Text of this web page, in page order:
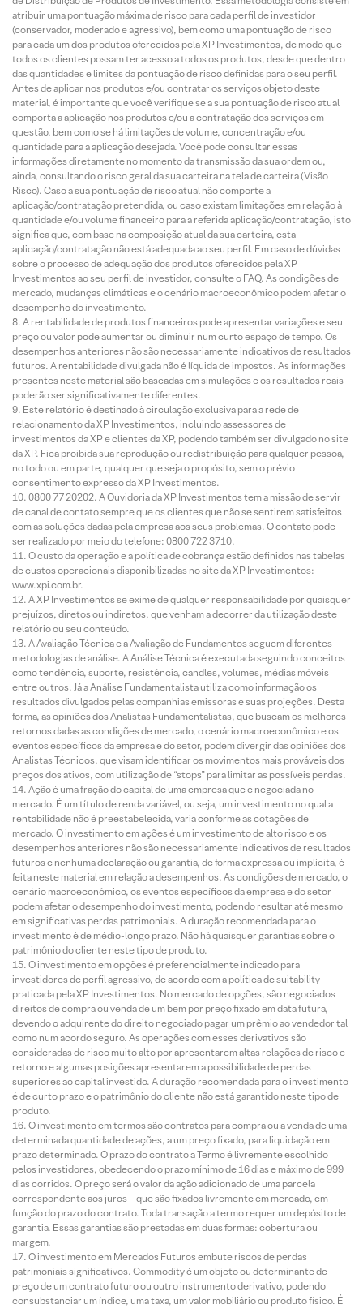
atribuir uma pontuação máxima de risco para cada perfil de investidor
(conservador, moderado e agressivo), bem como uma pontuação de risco
para cada um dos produtos oferecidos pela XP Investimentos, de modo que
todos os clientes possam ter acesso a todos os produtos, desde que dentro
das quantidades e limites da pontuação de risco definidas para o seu perfil.
Antes de aplicar nos produtos e/ou contratar os serviços objeto deste
material, é importante que você verifique se a sua pontuação de risco atual
comporta a aplicação nos produtos e/ou a contratação dos serviços em
questão, bem como se há limitações de volume, concentração e/ou
quantidade para a aplicação desejada. Você pode consultar essas
informações diretamente no momento da transmissão da sua ordem ou,
ainda, consultando o risco geral da sua carteira na tela de carteira (Visão
Risco). Caso a sua pontuação de risco atual não comporte a
aplicação/contratação pretendida, ou caso existam limitações em relação à
quantidade e/ou volume financeiro para a referida aplicação/contratação, isto
significa que, com base na composição atual da sua carteira, esta
aplicação/contratação não está adequada ao seu perfil. Em caso de dúvidas
sobre o processo de adequação dos produtos oferecidos pela XP
Investimentos ao seu perfil de investidor, consulte o FAQ. As condições de
mercado, mudanças climáticas e o cenário macroeconômico podem afetar o
desempenho do investimento.
A rentabilidade de produtos financeiros pode apresentar variações e seu
preço ou valor pode aumentar ou diminuir num curto espaço de tempo. Os
desempenhos anteriores não são necessariamente indicativos de resultados
futuros. A rentabilidade divulgada não é líquida de impostos. As informações
presentes neste material são baseadas em simulações e os resultados reais
poderão ser significativamente diferentes.
Este relatório é destinado à circulação exclusiva para a rede de
relacionamento da XP Investimentos, incluindo assessores de
investimentos da XP e clientes da XP, podendo também ser divulgado no site
da XP. Fica proibida sua reprodução ou redistribuição para qualquer pessoa,
no todo ou em parte, qualquer que seja o propósito, sem o prévio
consentimento expresso da XP Investimentos.
0800 77 20202. A Ouvidoria da XP Investimentos tem a missão de servir
de canal de contato sempre que os clientes que não se sentirem satisfeitos
com as soluções dadas pela empresa aos seus problemas. O contato pode
ser realizado por meio do telefone: 0800 722 3710.
O custo da operação e a política de cobrança estão definidos nas tabelas
de custos operacionais disponibilizadas no site da XP Investimentos:
www.xpi.com.br.
A XP Investimentos se exime de qualquer responsabilidade por quaisquer
prejuízos, diretos ou indiretos, que venham a decorrer da utilização deste
relatório ou seu conteúdo.
A Avaliação Técnica e a Avaliação de Fundamentos seguem diferentes
metodologias de análise. A Análise Técnica é executada seguindo conceitos
como tendência, suporte, resistência, candles, volumes, médias móveis
entre outros. Já a Análise Fundamentalista utiliza como informação os
resultados divulgados pelas companhias emissoras e suas projeções. Desta
forma, as opiniões dos Analistas Fundamentalistas, que buscam os melhores
retornos dadas as condições de mercado, o cenário macroeconômico e os
eventos específicos da empresa e do setor, podem divergir das opiniões dos
Analistas Técnicos, que visam identificar os movimentos mais prováveis dos
preços dos ativos, com utilização de “stops” para limitar as possíveis perdas.
Ação é uma fração do capital de uma empresa que é negociada no
mercado. É um título de renda variável, ou seja, um investimento no qual a
rentabilidade não é preestabelecida, varia conforme as cotações de
mercado. O investimento em ações é um investimento de alto risco e os
desempenhos anteriores não são necessariamente indicativos de resultados
futuros e nenhuma declaração ou garantia, de forma expressa ou implícita, é
feita neste material em relação a desempenhos. As condições de mercado, o
cenário macroeconômico, os eventos específicos da empresa e do setor
podem afetar o desempenho do investimento, podendo resultar até mesmo
em significativas perdas patrimoniais. A duração recomendada para o
investimento é de médio-longo prazo. Não há quaisquer garantias sobre o
patrimônio do cliente neste tipo de produto.
O investimento em opções é preferencialmente indicado para
investidores de perfil agressivo, de acordo com a política de suitability
praticada pela XP Investimentos. No mercado de opções, são negociados
direitos de compra ou venda de um bem por preço fixado em data futura,
devendo o adquirente do direito negociado pagar um prêmio ao vendedor tal
como num acordo seguro. As operações com esses derivativos são
consideradas de risco muito alto por apresentarem altas relações de risco e
retorno e algumas posições apresentarem a possibilidade de perdas
superiores ao capital investido. A duração recomendada para o investimento
é de curto prazo e o patrimônio do cliente não está garantido neste tipo de
produto.
O investimento em termos são contratos para compra ou a venda de uma
determinada quantidade de ações, a um preço fixado, para liquidação em
prazo determinado. O prazo do contrato a Termo é livremente escolhido
pelos investidores, obedecendo o prazo mínimo de 16 dias e máximo de 999
dias corridos. O preço será o valor da ação adicionado de uma parcela
correspondente aos juros – que são fixados livremente em mercado, em
função do prazo do contrato. Toda transação a termo requer um depósito de
garantia. Essas garantias são prestadas em duas formas: cobertura ou
margem.
O investimento em Mercados Futuros embute riscos de perdas
patrimoniais significativos. Commodity é um objeto ou determinante de
preço de um contrato futuro ou outro instrumento derivativo, podendo
consubstanciar um índice, uma taxa, um valor mobiliário ou produto físico. É